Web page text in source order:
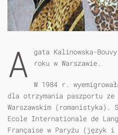
A
gata Kalinowska-
roku w Warszawie.
W 1984 r.
dla otrzymania paszportu
Warszawskim (romanistyka).
Ecole Internationale de
Française w Paryżu (język